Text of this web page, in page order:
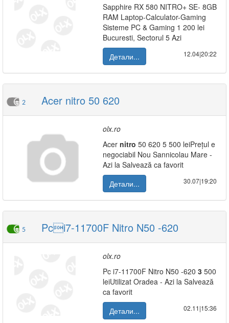
Sapphire RX 580 NITRO+ SE- 8GB
RAM Laptop-Calculator-Gaming
Sisteme PC & Gaming 1 200 lei
Bucuresti, Sectorul 5 Azi
Детали...
12.04|20:22
2 Acer nitro 50 620
olx.ro
Acer nitro 50 620 5 500 leiPrețul e
negociabil Nou Sannicolau Mare -
Azi la Salvează ca favorit
Детали...
30.07|19:20
5 Pci7-11700F Nitro N50 -620
olx.ro
Pc i7-11700F Nitro N50 -620 3 500
leiUtilizat Oradea - Azi la Salvează
ca favorit
Детали...
02.11|15:36